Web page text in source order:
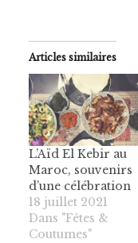
Articles similaires
L’Aïd El Kebir au
Maroc, souvenirs
d’une célébration
18 juillet 2021
Dans "Fêtes &
Coutumes"